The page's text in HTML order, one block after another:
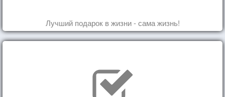
Лучший подарок в жизни - сама жизнь!